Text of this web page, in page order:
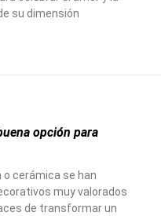
su dimensión
opción para
o cerámica se han
muy valorados
de transformar un